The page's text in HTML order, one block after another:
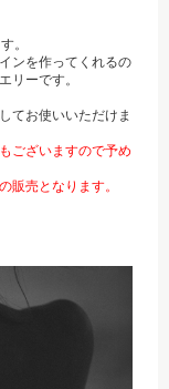
。
ンを作ってくれるの
リーです。
てお使いいただけま
ございますので予め
販売となります。